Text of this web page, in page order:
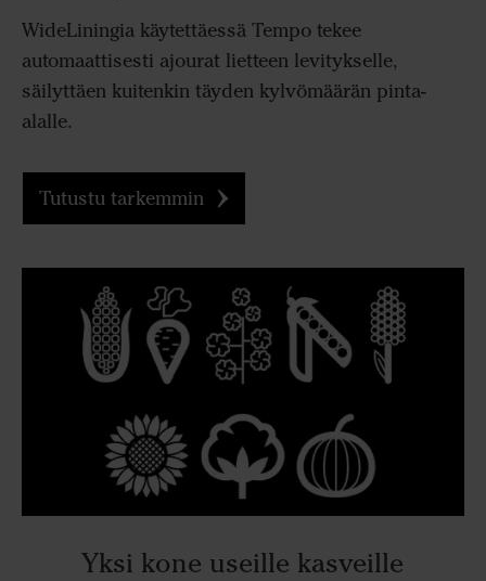
WideLiningia käytettäessä Tempo tekee
automaattisesti ajourat lietteen levitykselle,
säilyttäen kuitenkin täyden kylvömäärän pinta-
alalle.
Tutustu tarkemmin
Yksi kone useille kasveille